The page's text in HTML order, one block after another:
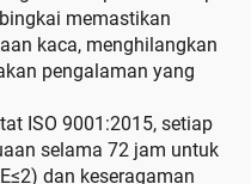
memastikan
kaca, menghilangkan
pengalaman yang
ISO 9001:2015, setiap
selama 72 jam untuk
dan keseragaman